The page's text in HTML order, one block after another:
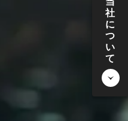
社
に
つ
い
て